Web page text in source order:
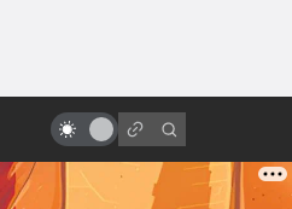
Джорджа Лукаса